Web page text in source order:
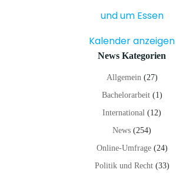
und um Essen
Kalender anzeigen
News Kategorien
Allgemein (27)
Bachelorarbeit(1)
International (12)
News (254)
Online-Umfrage(24)
Politik und Recht(33)